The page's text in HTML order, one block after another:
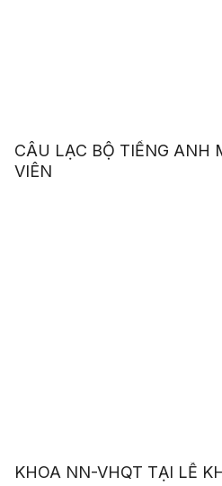
CÂU LẠC BỘ TIẾNG ANH
VIÊN
KHOA NN-VHQT TẠI LỄ